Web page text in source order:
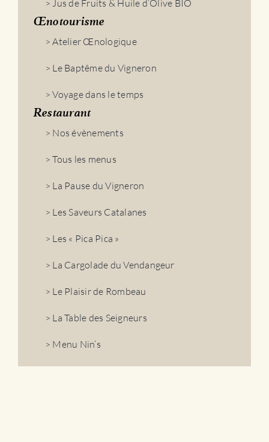
> Jus de Fruits & Huile d’Olive BIO
Œnotourisme
> Atelier Œnologique
> Le Baptême du Vigneron
> Voyage dans le temps
Restaurant
> Nos évènements
> Tous les menus
> La Pause du Vigneron
> Les Saveurs Catalanes
> Les « Pica Pica »
> La Cargolade du Vendangeur
> Le Plaisir de Rombeau
> La Table des Seigneurs
> Menu Nin’s